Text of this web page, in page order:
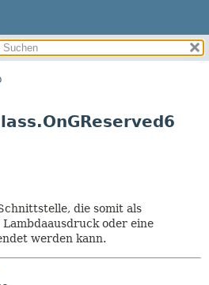
KONSTRUKTOR
METHODE
die somit als
oder eine
werden kann.